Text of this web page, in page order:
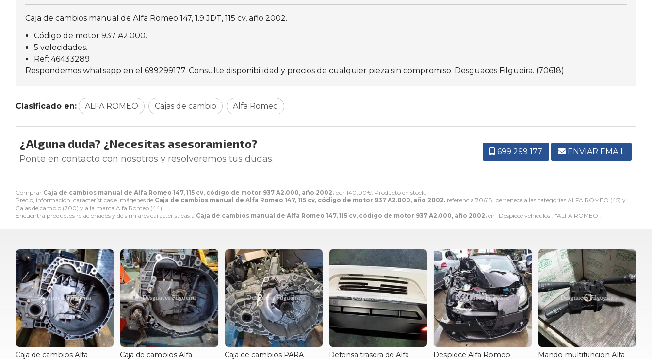
Comprar Caja de cambios manual de Alfa Romeo 147, 115 cv, código de motor 937 A2.000, año 2002. por 140,00€ . Producto en stock.
Precio, información, características e imágenes de Caja de cambios manual de Alfa Romeo 147, 115 cv, código de motor 937 A2.000, año 2002. referencia 70618, pertenece a las categorías ALFA ROMEO (45) y
Cajas de cambio (700) y a la marca Alfa Romeo (44).
Encuentra productos relacionados y de similares características a Caja de cambios manual de Alfa Romeo 147, 115 cv, código de motor 937 A2.000, año 2002. en "Despiece vehiculos", "ALFA ROMEO".
Caja de cambios manual de Alfa Romeo 147, 1.9 JDT, 115 cv, año 2002.
Código de motor 937 A2.000.
5 velocidades.
Ref: 46433289
Respondemos whatsapp en el 699299177. Consulte disponibilidad y precios de cualquier pieza sin compromiso. Desguaces Filgueira. (70618)
Clasificado en: ALFA ROMEO Cajas de cambio Alfa Romeo
¿Alguna duda? ¿Necesitas asesoramiento?
Ponte en contacto con nosotros y resolveremos tus dudas.
699 299 177 ENVIAR EMAIL
Caja de cambios Alfa Caja de cambios Alfa Caja de cambios PARA Defensa trasera de Alfa Despiece Alfa Romeo Mando multifuncion Alfa